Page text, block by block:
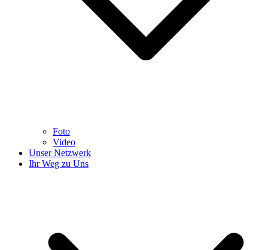
Foto
Video
Unser Netzwerk
Ihr Weg zu Uns